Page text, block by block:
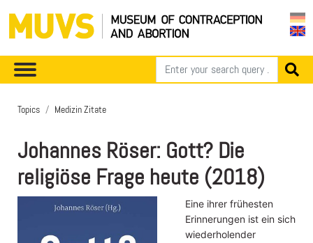
Topics Medizin Zitate
Johannes Röser: Gott? Die
religiöse Frage heute (2018)
Eine ihrer frühesten
Erinnerungen ist ein sich
wiederholender